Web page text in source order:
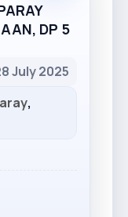
DP 5
July 2025
,